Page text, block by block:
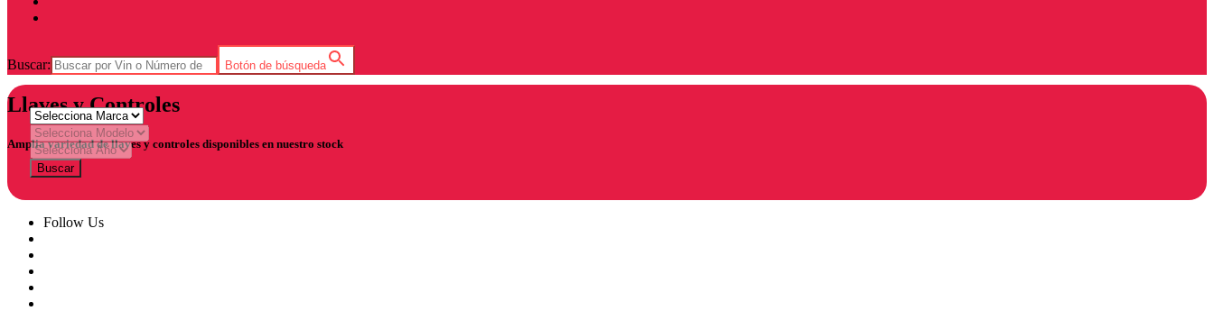
Buscar: Botón de búsqueda
Llaves y Controles
Amplia variedad de llaves y controles disponibles en nuestro stock
Buscar
Follow Us